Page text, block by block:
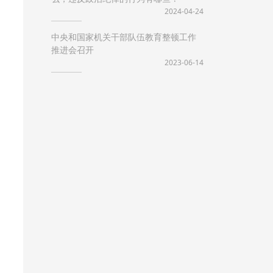
2024-04-24
中央和国家机关干部队伍教育整顿工作
推进会召开
2023-06-14